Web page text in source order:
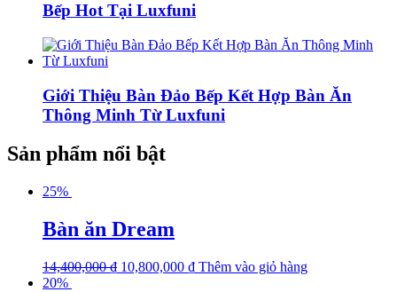
Bếp Hot Tại Luxfuni
Giới Thiệu Bàn Đảo Bếp Kết Hợp Bàn Ăn
Thông Minh Từ Luxfuni
Sản phẩm nổi bật
25%
Bàn ăn Dream
14,400,000₫ 10,800,000 ₫ Thêm vào giỏ hàng
20%